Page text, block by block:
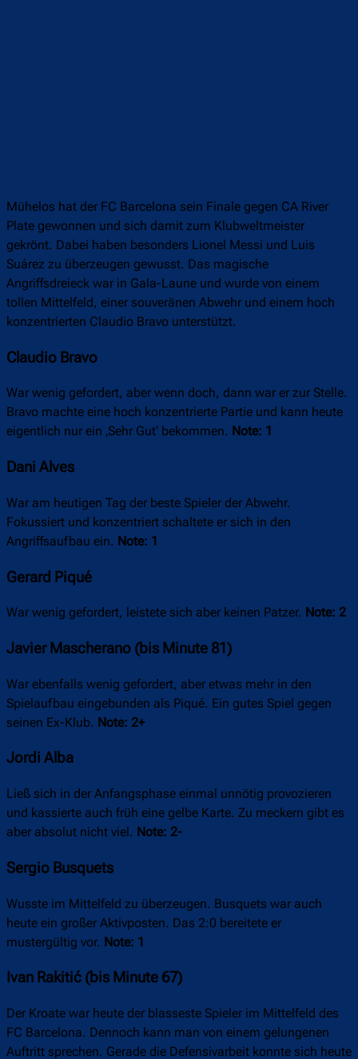
Mühelos hat der FC Barcelona sein Finale gegen CA River
Plate gewonnen und sich damit zum Klubweltmeister
gekrönt. Dabei haben besonders Lionel Messi und Luis
Suárez zu überzeugen gewusst. Das magische
Angriffsdreieck war in Gala-Laune und wurde von einem
tollen Mittelfeld, einer souveränen Abwehr und einem hoch
konzentrierten Claudio Bravo unterstützt.
Claudio Bravo
War wenig gefordert, aber wenn doch, dann war er zur Stelle.
Bravo machte eine hoch konzentrierte Partie und kann heute
eigentlich nur ein ‚Sehr Gut‘ bekommen. Note: 1
Dani Alves
War am heutigen Tag der beste Spieler der Abwehr.
Fokussiert und konzentriert schaltete er sich in den
Angriffsaufbau ein. Note: 1
Gerard Piqué
War wenig gefordert, leistete sich aber keinen Patzer. Note: 2
Javier Mascherano (bis Minute 81)
War ebenfalls wenig gefordert, aber etwas mehr in den
Spielaufbau eingebunden als Piqué. Ein gutes Spiel gegen
seinen Ex-Klub. Note: 2+
Jordi Alba
Ließ sich in der Anfangsphase einmal unnötig provozieren
und kassierte auch früh eine gelbe Karte. Zu meckern gibt es
aber absolut nicht viel. Note: 2-
Sergio Busquets
Wusste im Mittelfeld zu überzeugen. Busquets war auch
heute ein großer Aktivposten. Das 2:0 bereitete er
mustergültig vor. Note: 1
Ivan Rakitić (bis Minute 67)
Der Kroate war heute der blasseste Spieler im Mittelfeld des
FC Barcelona. Dennoch kann man von einem gelungenen
Auftritt sprechen. Gerade die Defensivarbeit konnte sich heute